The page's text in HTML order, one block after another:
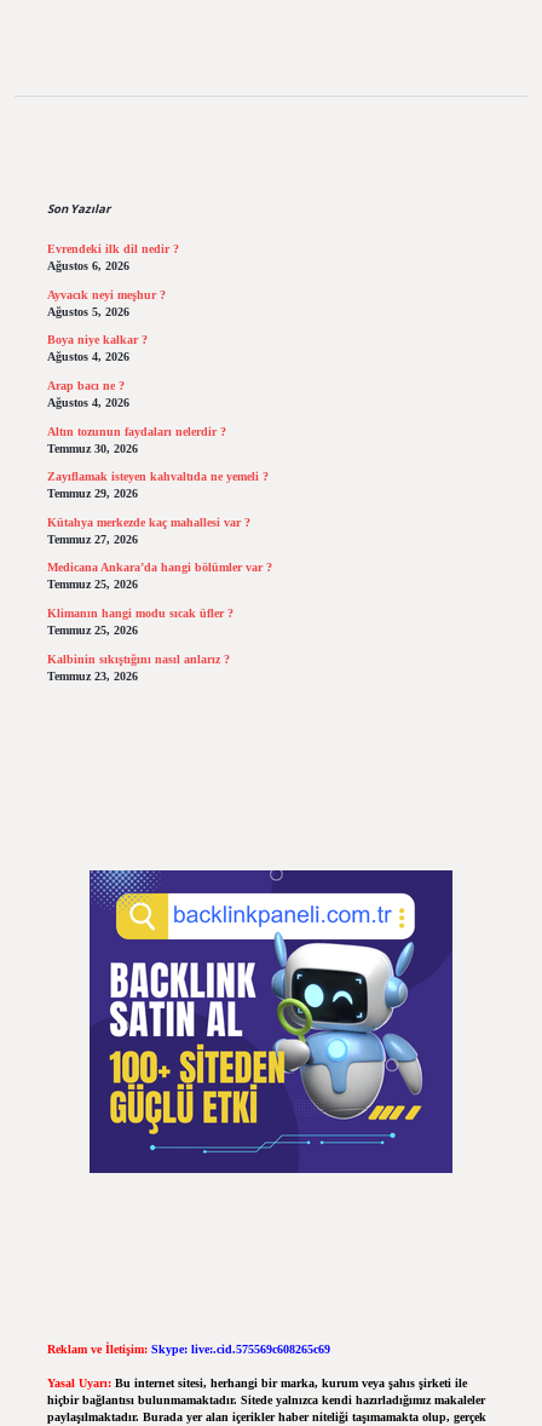
Son Yazılar
Evrendeki ilk dil nedir ?
Ağustos 6, 2026
Ayvacık neyi meşhur ?
Ağustos 5, 2026
Boya niye kalkar ?
Ağustos 4, 2026
Arap bacı ne ?
Ağustos 4, 2026
Altın tozunun faydaları nelerdir ?
Temmuz 30, 2026
Zayıflamak isteyen kahvaltıda ne yemeli ?
Temmuz 29, 2026
Kütahya merkezde kaç mahallesi var ?
Temmuz 27, 2026
Medicana Ankara’da hangi bölümler var ?
Temmuz 25, 2026
Klimanın hangi modu sıcak üfler ?
Temmuz 25, 2026
Kalbinin sıkıştığını nasıl anlarız ?
Temmuz 23, 2026
Reklam ve İletişim: Skype: live:.cid.575569c608265c69
Yasal Uyarı: Bu internet sitesi, herhangi bir marka, kurum veya şahıs şirketi ile
hiçbir bağlantısı bulunmamaktadır. Sitede yalnızca kendi hazırladığımız makaleler
paylaşılmaktadır. Burada yer alan içerikler haber niteliği taşımamakta olup, gerçek